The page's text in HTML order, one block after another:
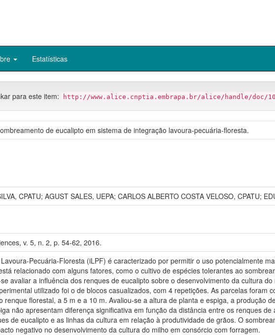
Estatísticas
para este item: http://www.alice.cnptia.embrapa.br/alice/handle/doc/
de eucalipto em sistema de integração lavoura-pecuária-floresta.
CPATU; AGUST SALES, UEPA; CARLOS ALBERTO COSTA VELOSO, CPATU;
v. 5, n. 2, p. 54-62, 2016.
Pecuária-Floresta (iLPF) é caracterizado por permitir o uso potencialmente
relacionado com alguns fatores, como o cultivo de espécies tolerantes ao
avaliar a influência dos renques de eucalipto sobre o desenvolvimento da cultura
utilizado foi o de blocos casualizados, com 4 repetições. As parcelas foram
renque florestal, a 5 m e a 10 m. Avaliou-se a altura de planta e espiga, a produção
não apresentam diferença significativa em função da distância entre os renques
de eucalipto e as linhas da cultura em relação à produtividade de grãos. O
negativo no desenvolvimento da cultura do milho em consórcio com forragem.